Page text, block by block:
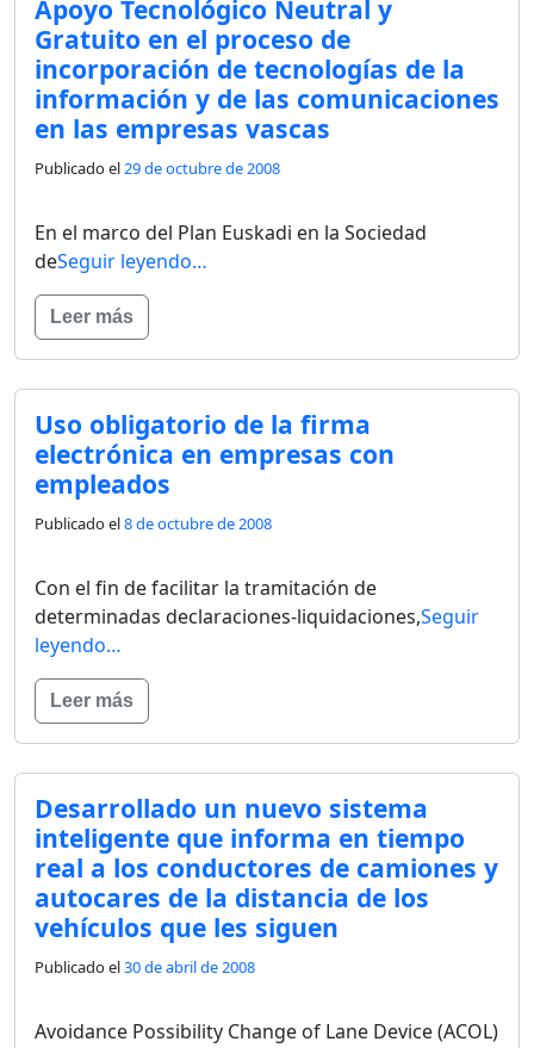
Apoyo Tecnológico Neutral y
Gratuito en el proceso de
incorporación de tecnologías de la
información y de las comunicaciones
en las empresas vascas
Publicado el29 de octubre de 2008
En el marco del Plan Euskadi en la Sociedad
deSeguir leyendo…
Leer más
Uso obligatorio de la firma
electrónica en empresas con
empleados
Publicado el8 de octubre de 2008
Con el fin de facilitar la tramitación de
determinadas declaraciones-liquidaciones,Seguir
leyendo…
Leer más
Desarrollado un nuevo sistema
inteligente que informa en tiempo
real a los conductores de camiones y
autocares de la distancia de los
vehículos que les siguen
Publicado el30 de abril de 2008
Avoidance Possibility Change of Lane Device (ACOL)